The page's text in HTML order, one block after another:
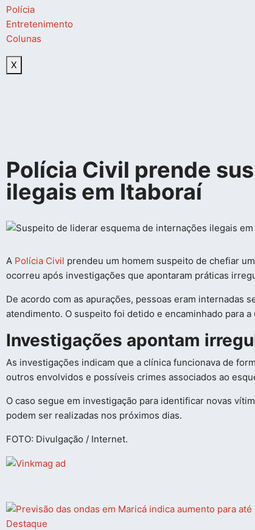
Polícia
Entretenimento
Colunas
X
Polícia Civil prende
ilegais em Itaboraí
A Polícia Civil prendeu um homem suspeito de chefiar
ocorreu após investigações que apontaram práticas
De acordo com as apurações, pessoas eram internadas
atendimento. O suspeito foi detido e encaminhado para
Investigações apontam
As investigações indicam que a clínica funcionava de
outros envolvidos e possíveis crimes associados ao
O caso segue em investigação para identificar novas
podem ser realizadas nos próximos dias.
FOTO: Divulgação / Internet.
Destaque